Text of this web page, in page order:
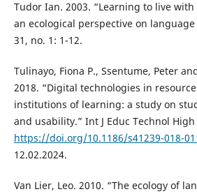
Tudor Ian. 2003. “Learning to live
an ecological perspective on language
31, no. 1: 1-12.
Tulinayo, Fiona P., Ssentume, Peter
2018. “Digital technologies in
institutions of learning: a study on
and usability.” Int J Educ Technol
https://doi.org/10.1186/s41239-018-
12.02.2024.
Van Lier, Leo. 2010. “The ecology of